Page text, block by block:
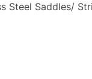
Steel Saddles/